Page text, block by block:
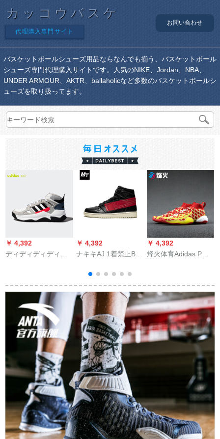
カッコウバスケ
代理購入専門サイト
お問い合わせ
バスケットボールシューズ用品ならなんでも揃う、バスケットボール
シューズ専門代理購入サイトです。人気のNIKE、Jordan、NBA、
UNDER ARMOUR、AKTR、ballaholicなど多数のバスケットボールシ
ューズを取り扱ってます。
￥ 4,392
ディディディディデ
ィディは、ダンス・
ディアスNEO
STREET SPIREET男
子バースノットボッ
クス5651 EE 5651
￥ 4,392
ナキキAJ 1着禁止BQ
42.5
￥ 4,392
烽火体育Adidas PW x
EE烟台DB 2仓现物42